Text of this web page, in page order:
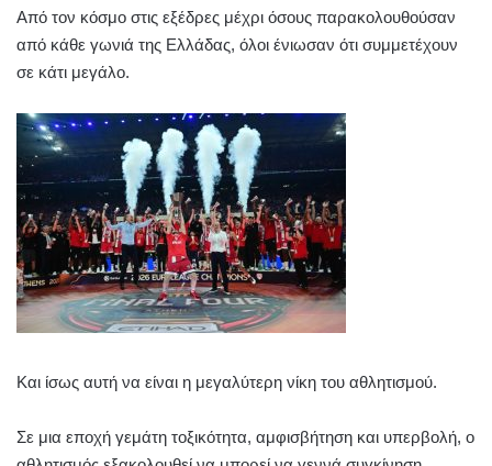
Από τον κόσμο στις εξέδρες μέχρι όσους παρακολουθούσαν
από κάθε γωνιά της Ελλάδας, όλοι ένιωσαν ότι συμμετέχουν
σε κάτι μεγάλο.
Και ίσως αυτή να είναι η μεγαλύτερη νίκη του αθλητισμού.
Σε μια εποχή γεμάτη τοξικότητα, αμφισβήτηση και υπερβολή, ο